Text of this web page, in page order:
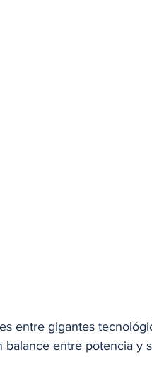
entre gigantes
entre potencia y